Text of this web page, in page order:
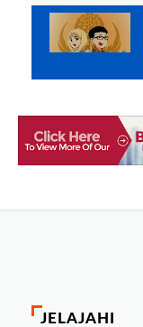
JELAJAHI